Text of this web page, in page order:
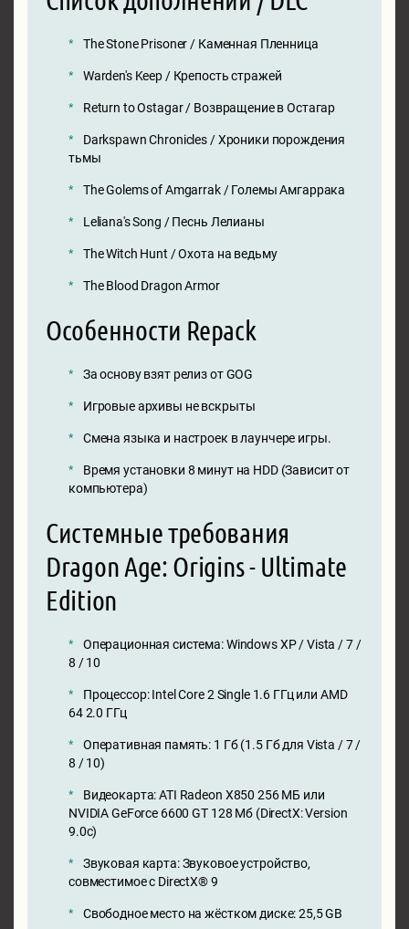
The Stone Prisoner / Каменная Пленница
Warden's Keep / Крепость стражей
Return to Ostagar / Возвращение в Остагар
Darkspawn Chronicles / Хроники порождения
тьмы
The Golems of Amgarrak / Големы Амгаррака
Leliana's Song / Песнь Лелианы
The Witch Hunt / Охота на ведьму
The Blood Dragon Armor
Особенности Repack
За основу взят релиз от GOG
Игровые архивы не вскрыты
Смена языка и настроек в лаунчере игры.
Время установки 8 минут на HDD (Зависит от
компьютера)
Системные требования
Dragon Age: Origins - Ultimate
Edition
Операционная система: Windows XP / Vista / 7 /
8 / 10
Процессор: Intel Core 2 Single 1.6 ГГц или AMD
64 2.0 ГГц
Оперативная память: 1 Гб (1.5 Гб для Vista / 7 /
8 / 10)
Видеокарта: ATI Radeon X850 256 МБ или
NVIDIA GeForce 6600 GT 128 Мб (DirectX: Version
9.0c)
Звуковая карта: Звуковое устройство,
совместимое с DirectX® 9
Свободное место на жёстком диске: 25,5 GB